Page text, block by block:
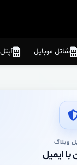
شاتل موبایل آپتل
وبلاگ
با ایمیل